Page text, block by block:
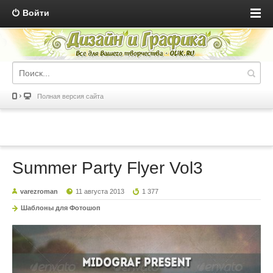
Войти
Полная версия сайта
Summer Party Flyer Vol3
varezroman 11 августа 2013 1 377
Шаблоны для Фотошоп